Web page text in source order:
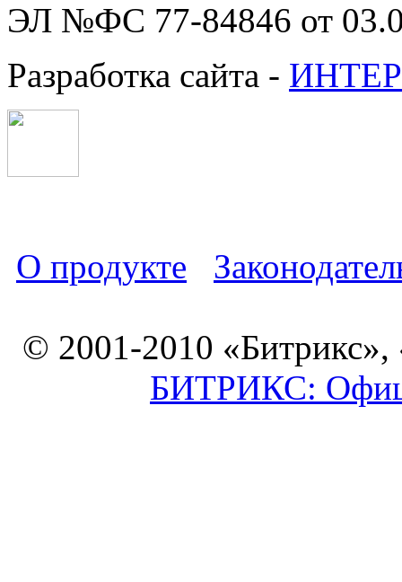
ЭЛ №ФС 77-84846 от
Разработка сайта -
О продукте
© 2001-2010 «Битрикс»,
БИТРИКС: